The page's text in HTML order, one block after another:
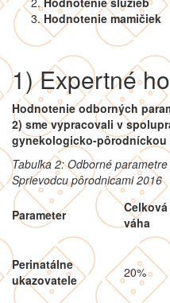
Hodnotenie mamičiek
1) Expertné
Hodnotenie odborných
2) sme vypracovali v
gynekologicko-
Tabuľka 2: Odborné
Sprievodcu pôrodnicami 2016
Parameter
Celková
váha
Perinatálne
ukazovatele
20%